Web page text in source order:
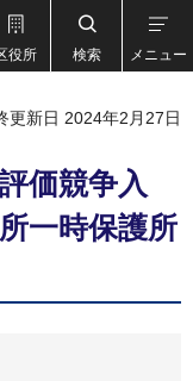
役所 検索 メニュー
更新日 2024年2月27日
価競争入
一時保護所